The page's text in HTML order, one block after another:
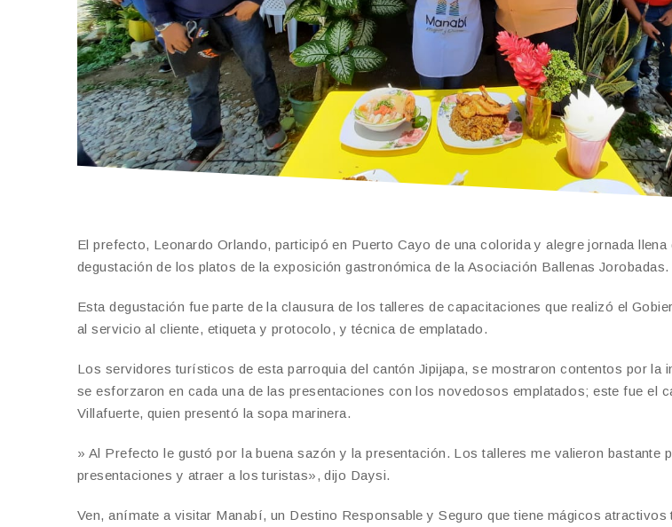
El prefecto, Leonardo Orlando, participó en Puerto Cayo de una colorida y alegre jornada
degustación de los platos de la exposición gastronómica de la Asociación Ballenas Jorobadas.
Esta degustación fue parte de la clausura de los talleres de capacitaciones que realizó el
al servicio al cliente, etiqueta y protocolo, y técnica de emplatado.
Los servidores turísticos de esta parroquia del cantón Jipijapa, se mostraron contentos por la
se esforzaron en cada una de las presentaciones con los novedosos emplatados; este fue el
Villafuerte, quien presentó la sopa marinera.
» Al Prefecto le gustó por la buena sazón y la presentación. Los talleres me valieron bastante
presentaciones y atraer a los turistas», dijo Daysi.
Ven, anímate a visitar Manabí, un Destino Responsable y Seguro que tiene mágicos